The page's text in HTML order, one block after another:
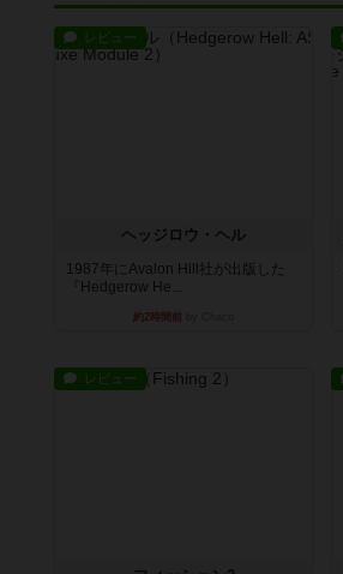
レビュー
ヘッジロウ・ヘル
1987年にAvalon Hill社が出版した
『Hedgerow He...
約2時間前
レビュー